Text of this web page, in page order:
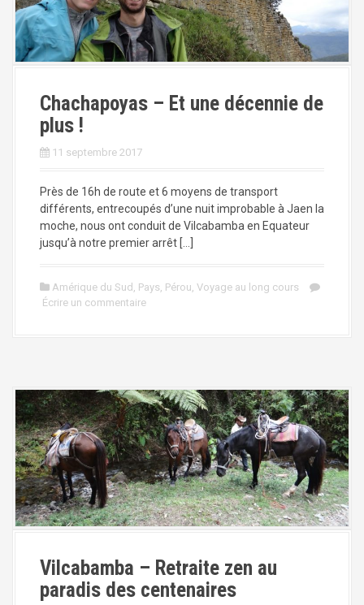
Chachapoyas – Et une décennie de
plus !
11 septembre 2017
Près de 16h de route et 6 moyens de transport
différents, entrecoupés d’une nuit improbable à Jaen la
moche, nous ont conduit de Vilcabamba en Equateur
jusqu’à notre premier arrêt […]
Amérique du Sud Pays Pérou Voyage au long cours
Écrire un commentaire
Vilcabamba – Retraite zen au
paradis des centenaires